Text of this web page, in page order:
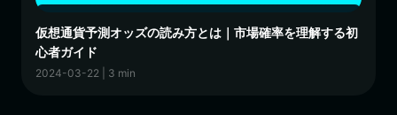
仮想通貨予測オッズの読み方とは｜市場確率を理解する初
心者ガイド
2024-03-22 | 3 min